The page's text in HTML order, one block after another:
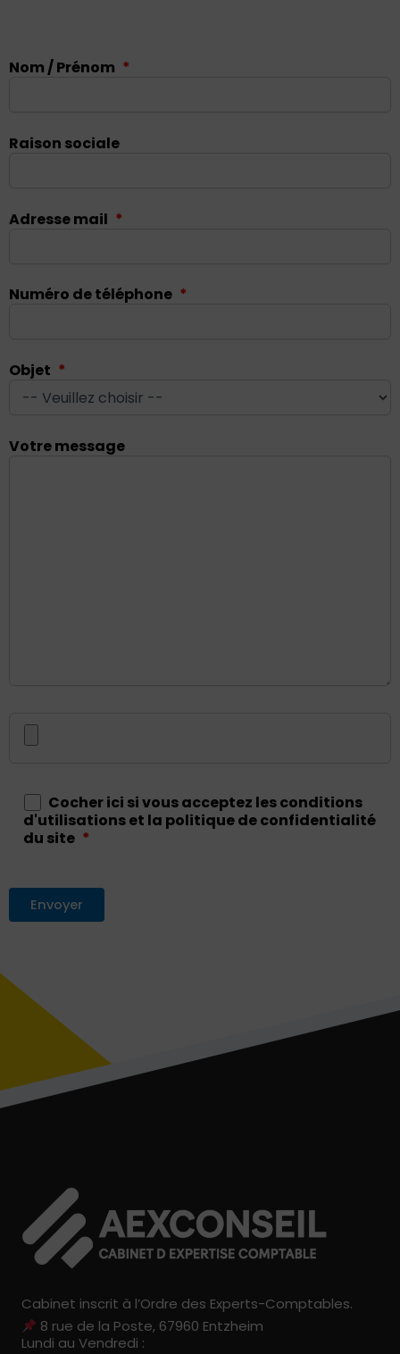
Nom / Prénom *
Raison sociale
Adresse mail *
Numéro de téléphone *
Objet *
Votre message
Cocher ici si vous acceptez les conditions
d'utilisations et la politique de confidentialité
du site *
Cabinet inscrit à l’Ordre des Experts-Comptables.
8 rue de la Poste, 67960 Entzheim
Lundi au Vendredi :